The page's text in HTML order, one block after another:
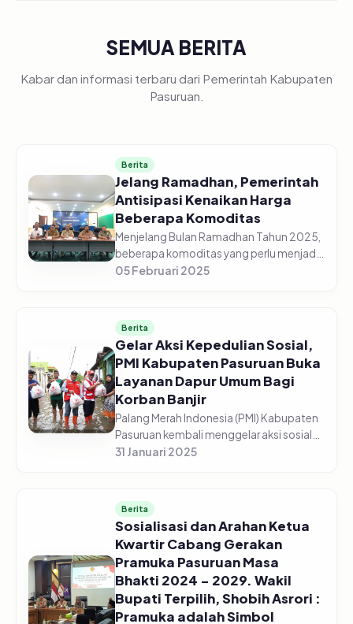
SEMUA BERITA
Kabar dan informasi terbaru dari Pemerintah Kabupaten
Pasuruan.
Berita
Jelang Ramadhan, Pemerintah
Antisipasi Kenaikan Harga
Beberapa Komoditas
Menjelang Bulan Ramadhan Tahun 2025,
beberapa komoditas yang perlu menjadi
atensi karena memberikan andil inflasi
05 Februari 2025
Berita
Gelar Aksi Kepedulian Sosial,
PMI Kabupaten Pasuruan Buka
Layanan Dapur Umum Bagi
Korban Banjir
Palang Merah Indonesia (PMI) Kabupaten
Pasuruan kembali menggelar aksi sosial
kemanusiaan terhadap warga terdampak
31 Januari 2025
Berita
Sosialisasi dan Arahan Ketua
Kwartir Cabang Gerakan
Pramuka Pasuruan Masa
Bhakti 2024 – 2029. Wakil
Bupati Terpilih, Shobih Asrori :
Pramuka adalah Simbol